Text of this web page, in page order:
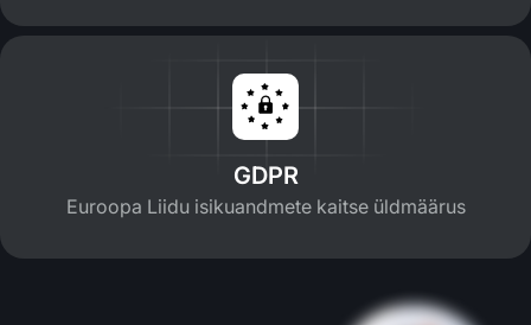
GDPR
Euroopa Liidu isikuandmete kaitse üldmäärus